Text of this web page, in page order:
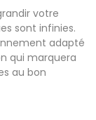
votre
sont infinies.
adapté
qui marquera
au bon